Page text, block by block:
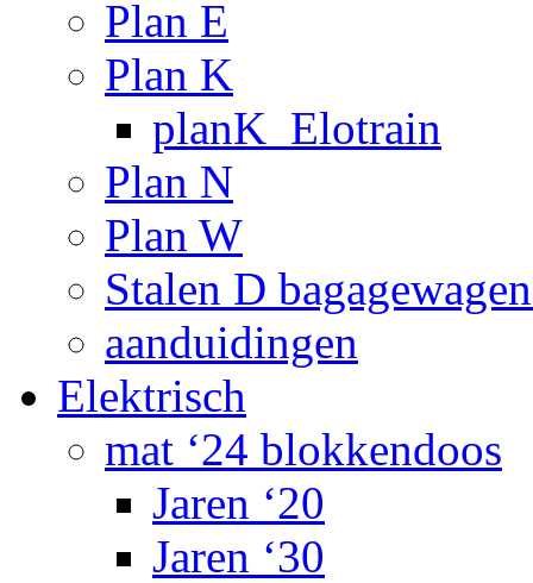
Plan E
Plan K
planK_Elotrain
Plan N
Plan W
Stalen D
aanduidingen
Elektrisch
mat ‘24 blokkendoos
Jaren ‘20
Jaren ‘30